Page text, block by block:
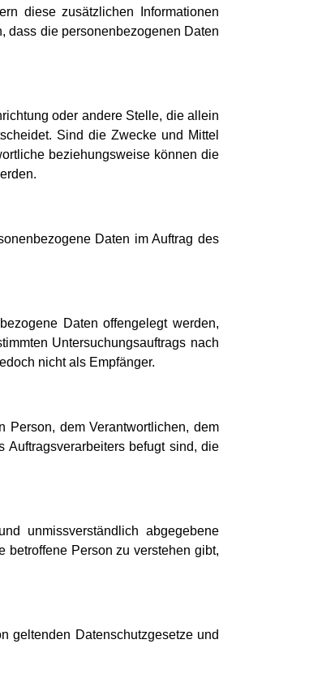
diese zusätzlichen Informationen
dass die personenbezogenen Daten
oder andere Stelle, die allein
Sind die Zwecke und Mittel
beziehungsweise können die
Daten im Auftrag des
Daten offengelegt werden,
Untersuchungsauftrags nach
nicht als Empfänger.
Person, dem Verantwortlichen, dem
Auftragsverarbeiters befugt sind, die
unmissverständlich abgegebene
Person zu verstehen gibt,
geltenden Datenschutzgesetze und